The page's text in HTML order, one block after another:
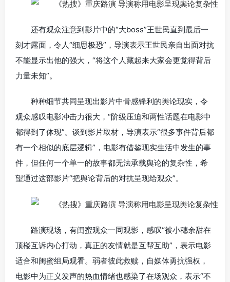
还有观众注意到影片中的“大boss”王世民直到最后一
刻才露面，令人“细思极恐”，导演表示王世民亲自出面对抗
不能显示出他的强大，“将这个人藏起来大家会更觉得背后
力量未知”。
种种细节共同呈现出影片中骨感锋利的舆论现实，令
观众感叹电影冲击力很大，“阶级压迫和两性话题在电影中
都得到了体现”。谈到影片取材，导演表示“很多事件背后都
有一个相似的底层逻辑”，电影有借鉴现实生活中发生的事
件，但任何一个单一的故事都无法承载舆论的复杂性，希
望通过这部影片“把舆论背后的对抗呈现给观众”。
路演现场，有闺蜜观众一同观影，感叹“被小穗余甜在
顶楼互诉内心打动，真正的友情就是互帮互助”，表示电影
适合和闺蜜组局观看。弱者彼此救赎，自媒体勇抗强权，
电影中为正义发声的热血情绪也感染了在场观众，表示“不